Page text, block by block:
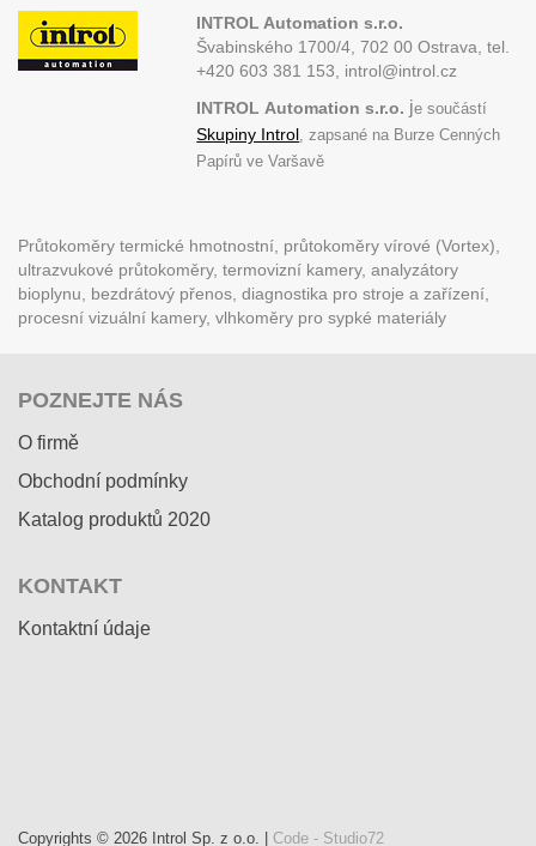
INTROL Automation s.r.o.
Švabinského 1700/4, 702 00 Ostrava,tel.
+420 603 381 153, introl@introl.cz
INTROLAutomation s.r.o. je součástí
Skupiny Introl, zapsané na Burze Cenných
Papírů ve Varšavě
Průtokoměry termické hmotnostní, průtokoměry vírové (Vortex),
ultrazvukové průtokoměry, termovizní kamery, analyzátory
bioplynu, bezdrátový přenos, diagnostika pro stroje a zařízení,
procesní vizuální kamery, vlhkoměry pro sypké materiály
POZNEJTE NÁS
O firmě
Obchodní podmínky
Katalog produktů 2020
KONTAKT
Kontaktní údaje
Copyrights © 2026 Introl Sp. z o.o. | Code - Studio72